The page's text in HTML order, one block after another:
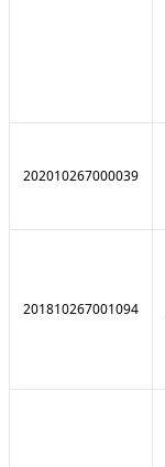
202010267000039
201810267001094